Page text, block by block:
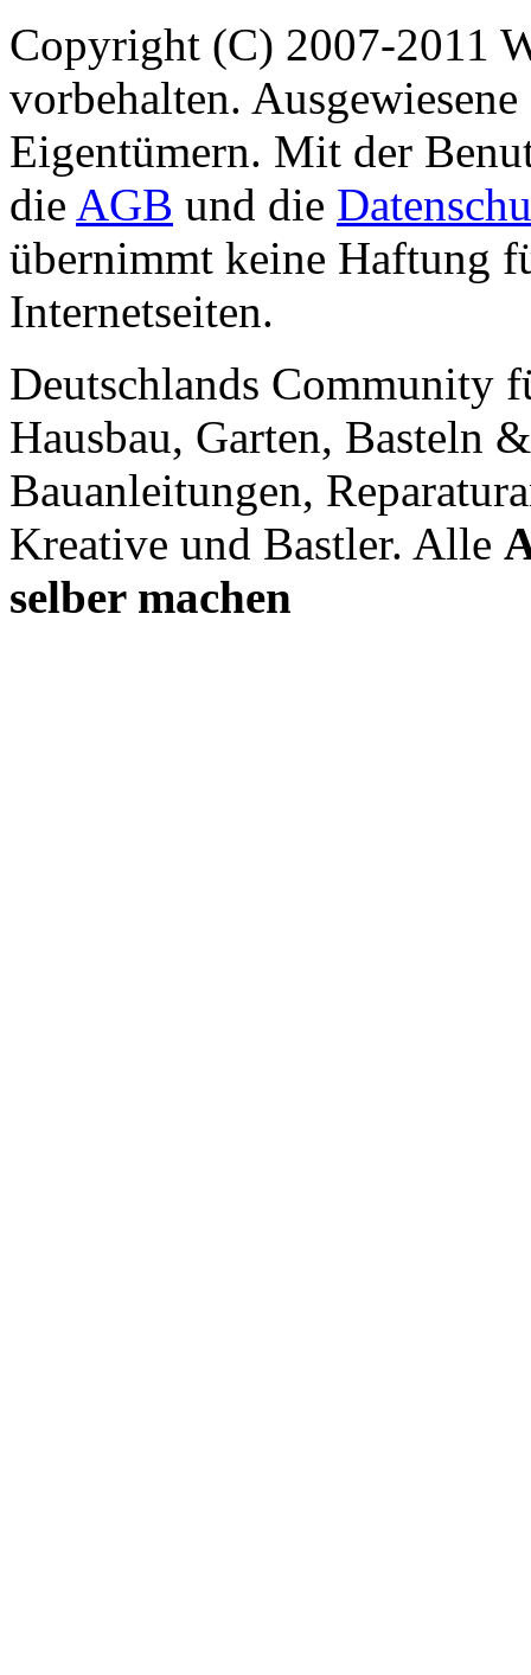
Copyright (C) 2007-2011
vorbehalten.
Eigentümern. Mit der
die AGB und die
übernimmt keine Haftung
Internetseiten.
Deutschlands Community
Hausbau, Garten, Basteln
Bauanleitungen,
Kreative und Bastler. Alle
selber machen